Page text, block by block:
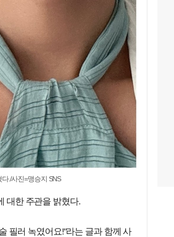
./사진=맹승지 SNS
대한 주관을 밝혔다.
필러 녹였어요!"라는 글과 함께 사